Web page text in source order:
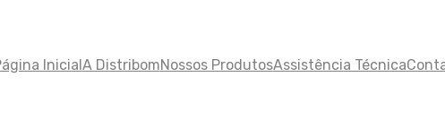
Inicial A DistribomNossos ProdutosAssistência Técnica